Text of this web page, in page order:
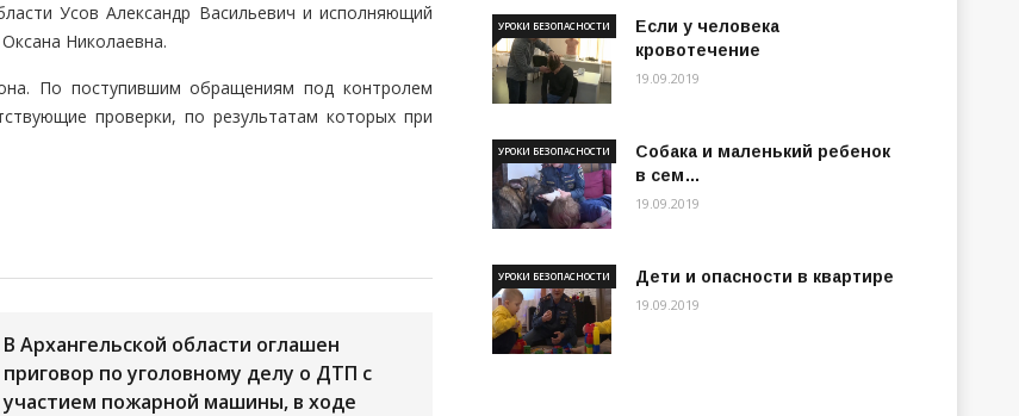
Усов Александр Васильевич и исполняющий
Николаевна.
По поступившим обращениям под контролем
проверки, по результатам которых при
В Архангельской области оглашен
приговор по уголовному делу о ДТП с
участием пожарной машины, в ходе
Если у человека
кровотечение
УРОКИ БЕЗОПАСНОСТИ
19.09.2019
Собака и маленький ребенок
в сем…
УРОКИ БЕЗОПАСНОСТИ
19.09.2019
Дети и опасности в квартире
УРОКИ БЕЗОПАСНОСТИ
19.09.2019